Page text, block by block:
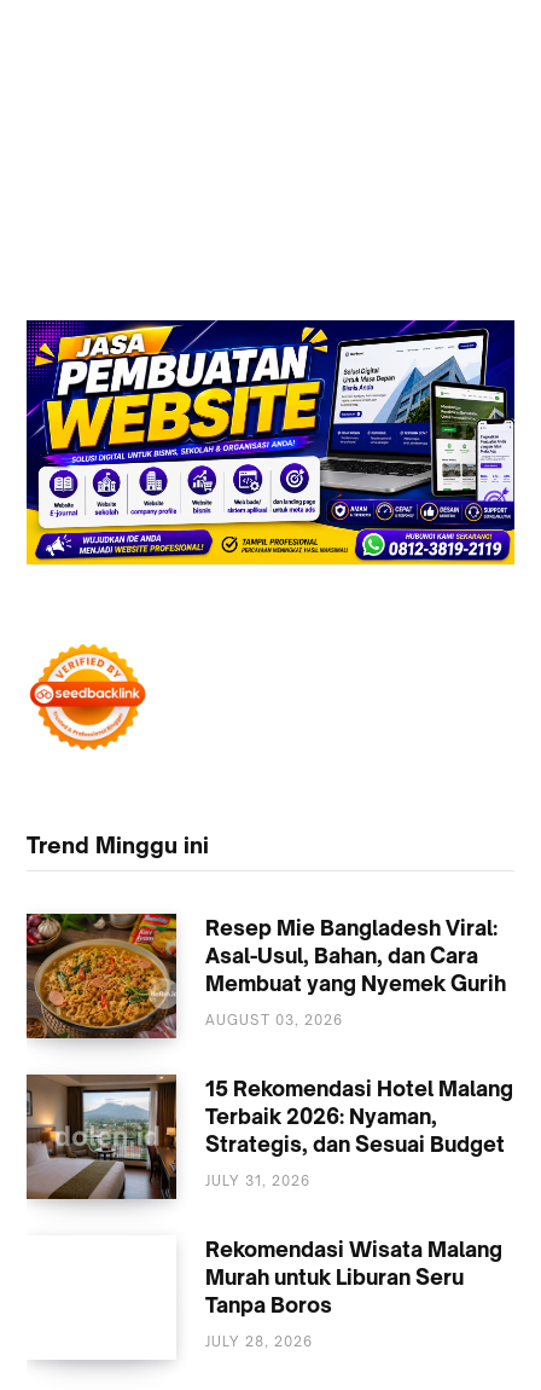
Trend Minggu ini
Resep Mie Bangladesh Viral:
Asal-Usul, Bahan, dan Cara
Membuat yang Nyemek Gurih
AUGUST 03, 2026
AKOMODASI
15 Rekomendasi Hotel Malang
Terbaik 2026: Nyaman,
Strategis, dan Sesuai Budget
JULY 31, 2026
Rekomendasi Wisata Malang
Murah untuk Liburan Seru
Tanpa Boros
JULY 28, 2026